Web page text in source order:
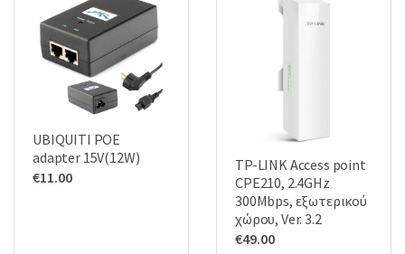
UBIQUITI POE
adapter 15V(12W)
€11.00
TP-LINK Access point
CPE210, 2.4GHz
300Mbps, εξωτερικού
χώρου, Ver. 3.2
€49.00